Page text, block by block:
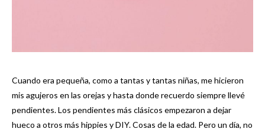
Cuando era pequeña, como a tantas y tantas niñas, me hicieron
mis agujeros en las orejas y hasta donde recuerdo siempre llevé
pendientes. Los pendientes más clásicos empezaron a dejar
hueco a otros más hippies y DIY. Cosas de la edad. Pero un día, no